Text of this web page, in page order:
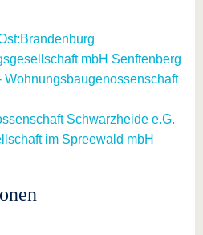
mbH Senftenberg
Wohnungsbaugenossenschaft
Schwarzheide e.G.
im Spreewald mbH